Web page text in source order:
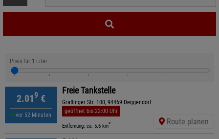
Preis für 1 Liter
2.019 €
vor 52 Minuten
Freie Tankstelle
Graflinger Str. 100, 94469 Deggendorf
geöffnet bis 22:00 Uhr
Entfernung: ca. 5.6 km* Route planen